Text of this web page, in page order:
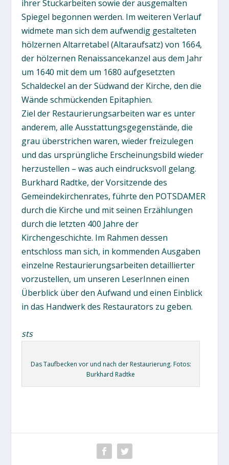
ihrer Stuckarbeiten sowie der ausgemalten
Spiegel begonnen werden. Im weiteren Verlauf
widmete man sich dem aufwendig gestalteten
hölzernen Altarretabel (Altaraufsatz) von 1664,
der hölzernen Renaissancekanzel aus dem Jahr
um 1640 mit dem um 1680 aufgesetzten
Schaldeckel an der Südwand der Kirche, den die
Wände schmückenden Epitaphien.
Ziel der Restaurierungsarbeiten war es unter
anderem, alle Ausstattungsgegenstände, die
grau überstrichen waren, wieder freizulegen
und das ursprüngliche Erscheinungsbild wieder
herzustellen – was auch eindrucksvoll gelang.
Burkhard Radtke, der Vorsitzende des
Gemeindekirchenrates, führte den POTSDAMER
durch die Kirche und mit seinen Erzählungen
durch die letzten 400 Jahre der
Kirchengeschichte. Im Rahmen dessen
entschloss man sich, in kommenden Ausgaben
einzelne Restaurierungsarbeiten detaillierter
vorzustellen, um unseren LeserInnen einen
Überblick über den Aufwand und einen Einblick
in das Handwerk des Restaurators zu geben.
sts
Das Taufbecken vor und nach der Restaurierung. Fotos:
Burkhard Radtke